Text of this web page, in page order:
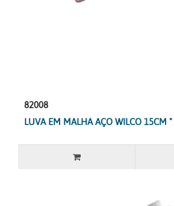
82008
LUVA EM MALHA AÇO WILCO 15CM "